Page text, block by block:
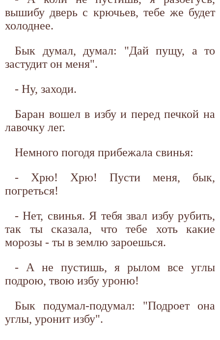
вышибу дверь с крючьев, тебе же будет
холоднее.
Бык думал, думал: "Дай пущу, а то
застудит он меня".
- Ну, заходи.
Баран вошел в избу и перед печкой на
лавочку лег.
Немного погодя прибежала свинья:
- Хрю! Хрю! Пусти меня, бык,
погреться!
- Нет, свинья. Я тебя звал избу рубить,
так ты сказала, что тебе хоть какие
морозы - ты в землю зароешься.
- А не пустишь, я рылом все углы
подрою, твою избу уроню!
Бык подумал-подумал: "Подроет она
углы, уронит избу".